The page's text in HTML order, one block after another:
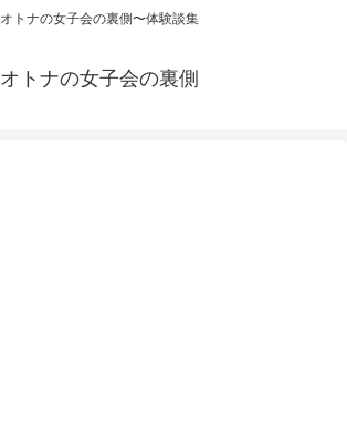
オトナの女子会の裏側〜体験談集
オトナの女子会の裏側